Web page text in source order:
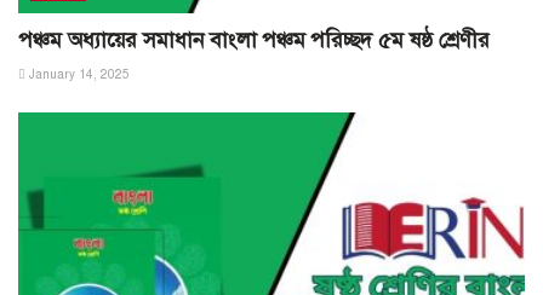
পঞ্চম অধ্যায়ের সমাধান বাংলা পঞ্চম পরিচ্ছদ ৫ম ষষ্ঠ শ্রেণীর
January 14, 2025